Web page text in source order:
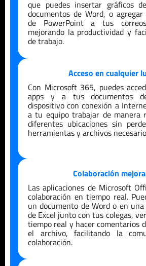
que puedes insertar gráficos
documentos de Word, o agregar
de PowerPoint a tus
mejorando la productividad y
de trabajo.
Acceso en cualquier
Con Microsoft 365, puedes
apps y a tus documentos
dispositivo con conexión a
a tu equipo trabajar de manera
diferentes ubicaciones sin
herramientas y archivos
Colaboración
Las aplicaciones de Microsoft
colaboración en tiempo real.
un documento de Word o en
de Excel junto con tus colegas,
tiempo real y hacer comentarios
el archivo, facilitando la
colaboración.